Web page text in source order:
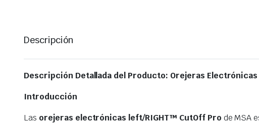
Descripción
Descripción Detallada del Producto: Orejeras
Introducción
Las orejeras electrónicas left/RIGHT™ CutOff Pro de MSA